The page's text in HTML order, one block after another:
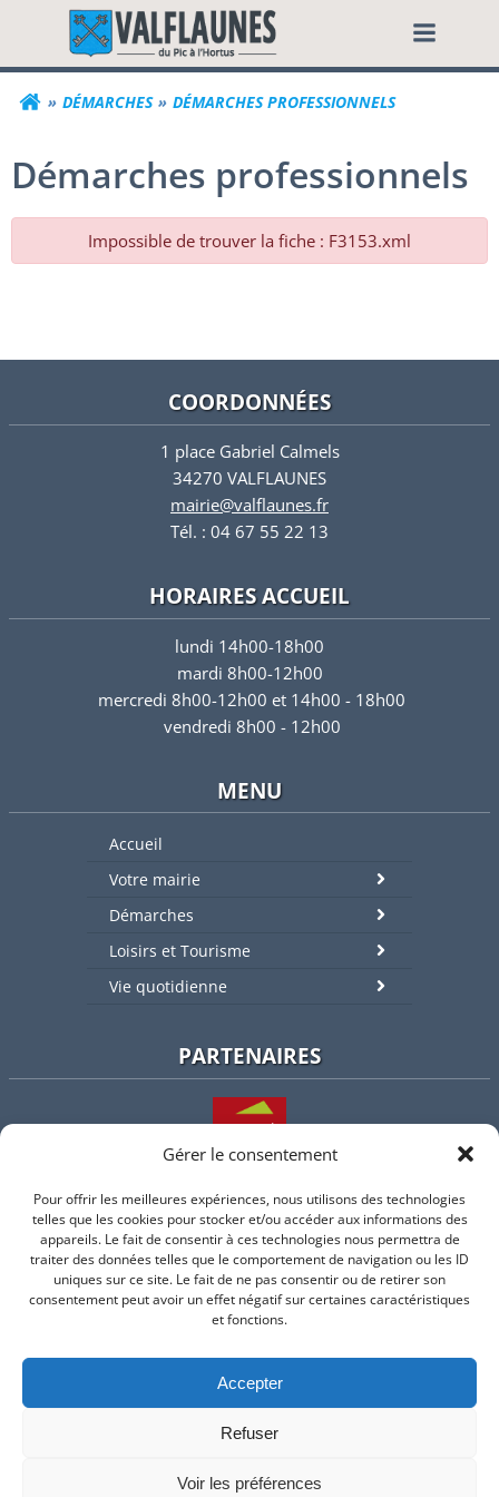
Gérer le consentement
Pour offrir les meilleures expériences, nous utilisons des technologies
telles que les cookies pour stocker et/ou accéder aux informations des
appareils. Le fait de consentir à ces technologies nous permettra de
traiter des données telles que le comportement de navigation ou les ID
uniques sur ce site. Le fait de ne pas consentir ou de retirer son
consentement peut avoir un effet négatif sur certaines caractéristiques
et fonctions.
Accepter
Refuser
Voir les préférences
contenuCommune de
DÉMARCHES DÉMARCHES PROFESSIONNELS
Démarches professionnels
Impossible de trouver la fiche : F3153.xml
COORDONNÉES
1 place Gabriel Calmels
34270 VALFLAUNES
mairie@valflaunes.fr
Tél. : 04 67 55 22 13
HORAIRES ACCUEIL
lundi 14h00-18h00
mardi 8h00-12h00
mercredi 8h00-12h00 et 14h00 - 18h00
vendredi 8h00 - 12h00
MENU
Accueil
Votre mairie
Démarches
Loisirs et Tourisme
Vie quotidienne
PARTENAIRES
L'intercommunalité
Intramuros
Suivez-nous sur Facebook
Site